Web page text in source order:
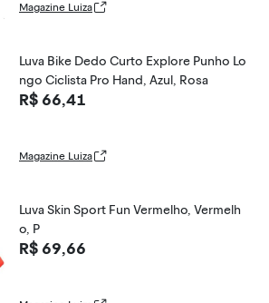
Magazine Luiza
Luva Bike Dedo Curto Explore Punho Lo
ngo Ciclista Pro Hand, Azul, Rosa
R$ 66,41
Magazine Luiza
Luva Skin Sport Fun Vermelho, Vermelh
o, P
R$ 69,66